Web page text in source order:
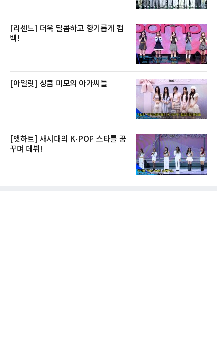
[리센느] 더욱 달콤하고 향기롭게 컴
백!
[아일릿] 상큼 미모의 아가씨들
[앳하트] 새시대의 K-POP 스타를 꿈
꾸며 데뷔!